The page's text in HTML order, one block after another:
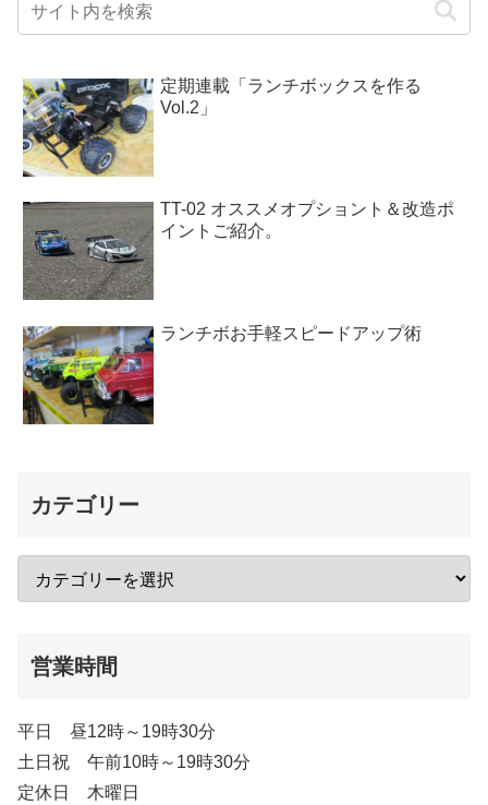
定期連載「ランチボックスを作る
Vol.2」
TT-02 オススメオプショント＆改造ポ
イントご紹介。
ランチボお手軽スピードアップ術
カテゴリー
営業時間
平日 昼12時～19時30分
土日祝 午前10時～19時30分
定休日 木曜日